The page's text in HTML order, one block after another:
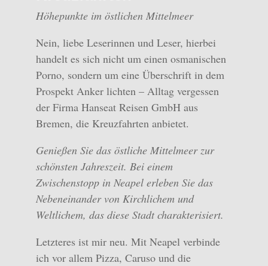
Höhepunkte im östlichen Mittelmeer
Nein, liebe Leserinnen und Leser, hierbei
handelt es sich nicht um einen osmanischen
Porno, sondern um eine Überschrift in dem
Prospekt Anker lichten – Alltag vergessen
der Firma Hanseat Reisen GmbH aus
Bremen, die Kreuzfahrten anbietet.
Genießen Sie das östliche Mittelmeer zur
schönsten Jahreszeit. Bei einem
Zwischenstopp in Neapel erleben Sie das
Nebeneinander von Kirchlichem und
Weltlichem, das diese Stadt charakterisiert.
Letzteres ist mir neu. Mit Neapel verbinde
ich vor allem Pizza, Caruso und die